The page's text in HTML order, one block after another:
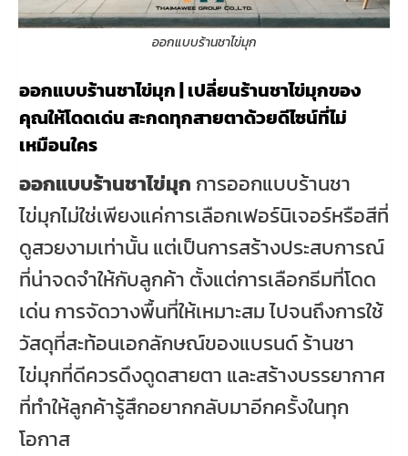
ออกแบบร้านชาไข่มุก
ออกแบบร้านชาไข่มุก | เปลี่ยนร้านชาไข่มุกของ
คุณให้โดดเด่น สะกดทุกสายตาด้วยดีไซน์ที่ไม่
เหมือนใคร
ออกแบบร้านชาไข่มุก การออกแบบร้านชา
ไข่มุกไม่ใช่เพียงแค่การเลือกเฟอร์นิเจอร์หรือสีที่
ดูสวยงามเท่านั้น แต่เป็นการสร้างประสบการณ์
ที่น่าจดจำให้กับลูกค้า ตั้งแต่การเลือกธีมที่โดด
เด่น การจัดวางพื้นที่ให้เหมาะสม ไปจนถึงการใช้
วัสดุที่สะท้อนเอกลักษณ์ของแบรนด์ ร้านชา
ไข่มุกที่ดีควรดึงดูดสายตา และสร้างบรรยากาศ
ที่ทำให้ลูกค้ารู้สึกอยากกลับมาอีกครั้งในทุก
โอกาส